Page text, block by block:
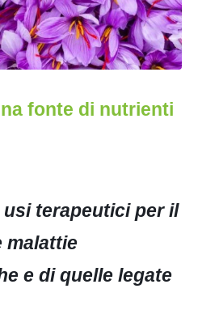
fonte di nutrienti
terapeutici per il
malattie
e di quelle legate